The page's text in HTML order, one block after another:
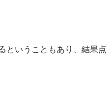
ということもあり、結果点